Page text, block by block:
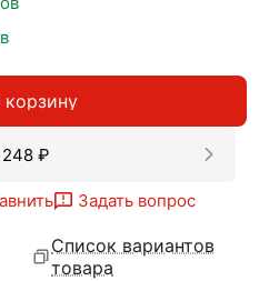
корзину
248 ₽
Задать вопрос
Список вариантов
товара